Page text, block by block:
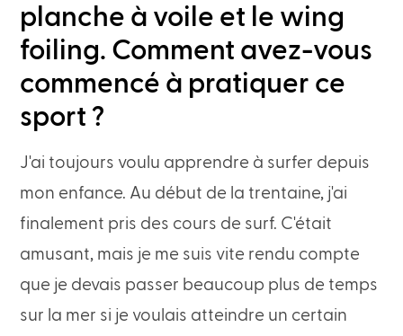
planche à voile et le wing
foiling. Comment avez-vous
commencé à pratiquer ce
sport ?
J'ai toujours voulu apprendre à surfer depuis
mon enfance. Au début de la trentaine, j'ai
finalement pris des cours de surf. C'était
amusant, mais je me suis vite rendu compte
que je devais passer beaucoup plus de temps
sur la mer si je voulais atteindre un certain